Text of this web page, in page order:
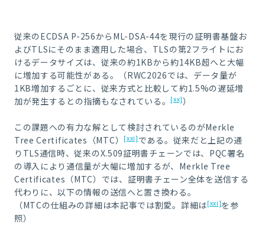
従来のECDSA P-256からML-DSA-44を現行の証明書基盤お
よびTLSにそのまま適用した場合、TLSの第2フライトにお
けるデータサイズは、従来の約1KBから約14KB超へと大幅
に増加する可能性がある。（RWC2026では、データ量が
1KB増加するごとに、従来方式と比較して約1.5%の遅延増
加が発生するとの指摘もなされている。[xx]）
この課題への有力な解として検討されているのがMerkle
Tree Certificates（MTC）
[xxi]である。従来だと上記の通
りTLS通信時、従来のX.509証明書チェーンでは、PQC署名
の導入により通信量が大幅に増加するが、Merkle Tree
Certificates（MTC）では、証明書チェーン全体を送信する
代わりに、以下の情報の送信へと置き換わる。
（MTCの仕組みの詳細は本記事では割愛。詳細は[xxi]を参
照）